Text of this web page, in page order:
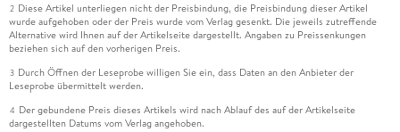
2 Diese Artikel unterliegen nicht der Preisbindung, die Preisbindung dieser Artikel
wurde aufgehoben oder der Preis wurde vom Verlag gesenkt. Die jeweils zutreffende
Alternative wird Ihnen auf der Artikelseite dargestellt. Angaben zu Preissenkungen
beziehen sich auf den vorherigen Preis.
3 Durch Öffnen der Leseprobe willigen Sie ein, dass Daten an den Anbieter der
Leseprobe übermittelt werden.
4 Der gebundene Preis dieses Artikels wird nach Ablauf des auf der Artikelseite
dargestellten Datums vom Verlag angehoben.